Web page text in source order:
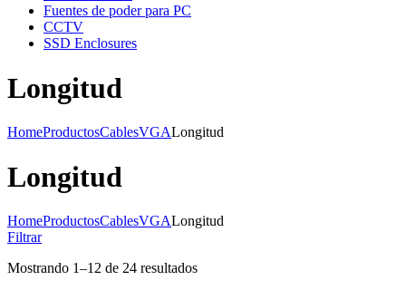
Fuentes de poder para PC
CCTV
SSD Enclosures
Longitud
HomeProductosCablesVGALongitud
Longitud
HomeProductosCablesVGALongitud
Filtrar
Mostrando 1–12 de 24 resultados